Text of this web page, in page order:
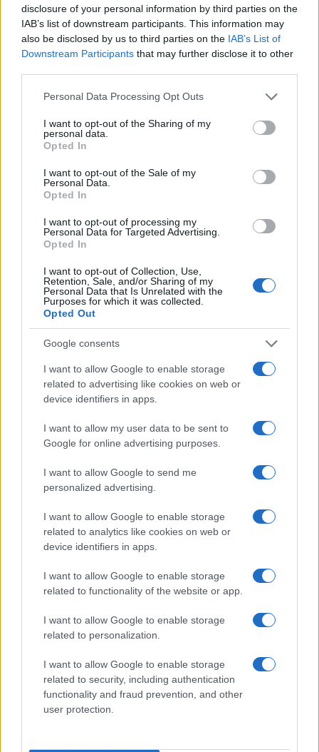
disclosure of your personal information by third parties on the
IAB’s list of downstream participants. This information may
also be disclosed by us to third parties on the IAB’s List of
Downstream Participants that may further disclose it to other
Please note that this website/app uses one or more Google
not limited to your visit or usage behaviour. You may click to
grant or deny consent to Google and its third-party tags to
use your data for below specified purposes in below Google
consent section.
Personal Data Processing Opt Outs
I want to opt-out of the Sharing of my
personal data.
Opted In
I want to opt-out of the Sale of my
Personal Data.
Opted In
I want to opt-out of processing my
Personal Data for Targeted Advertising.
Opted In
I want to opt-out of Collection, Use,
Retention, Sale, and/or Sharing of my
Personal Data that Is Unrelated with the
Purposes for which it was collected.
Opted Out
Google consents
I want to allow Google to enable storage
related to advertising like cookies on web or
device identifiers in apps.
I want to allow my user data to be sent to
Google for online advertising purposes.
I want to allow Google to send me
personalized advertising.
I want to allow Google to enable storage
related to analytics like cookies on web or
device identifiers in apps.
I want to allow Google to enable storage
related to functionality of the website or app.
I want to allow Google to enable storage
related to personalization.
I want to allow Google to enable storage
related to security, including authentication
functionality and fraud prevention, and other
user protection.
cura e attenzione. E tu,qual è la tua storia di
allattamento?
AUTORE
AiAdhubMedia
Continua a leggere
NEWS E ATTUALITÀ
ICA Milano presenta mostre, concerti e letture per